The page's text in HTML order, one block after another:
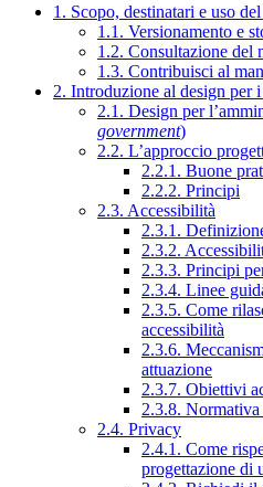
1. Scopo, destinatari e uso
1.1. Versionamento e
1.2. Consultazione del
1.3. Contribuisci al
2. Introduzione al design per
2.1. Design per
government)
2.2. L’approccio
2.2.1. Buone
2.2.2. Principi
2.3. Accessibilità
2.3.1.
2.3.2.
2.3.3. Principi
2.3.4. Linee
2.3.5. Come
accessibilità
2.3.6.
attuazione
2.3.7. Obiettivi
2.3.8.
2.4. Privacy
2.4.1. Come
progettazione di